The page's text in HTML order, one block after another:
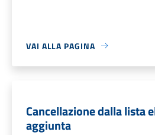
VAI ALLA PAGINA
Cancellazione dalla lista
aggiunta